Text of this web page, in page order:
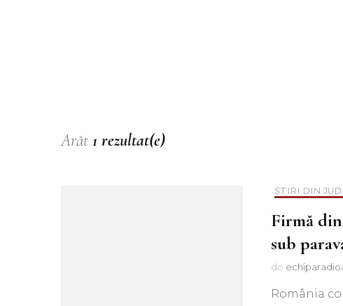
Piesa ta pe 107.1FM
Arăt 1 rezultat(e)
ȘTIRI DIN
Firmă
sub
de
România